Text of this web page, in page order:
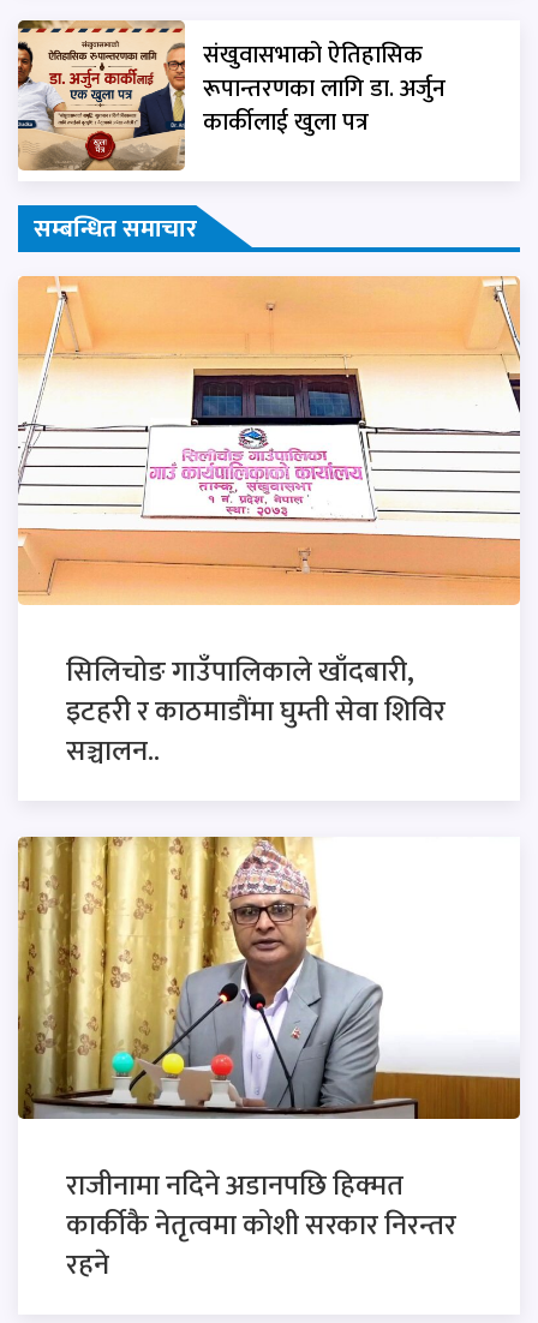
संखुवासभाको ऐतिहासिक
रूपान्तरणका लागि डा. अर्जुन
कार्कीलाई खुला पत्र
सम्बन्धित समाचार
सिलिचोङ गाउँपालिकाले खाँदबारी,
इटहरी र काठमाडौंमा घुम्ती सेवा शिविर
सञ्चालन..
राजीनामा नदिने अडानपछि हिक्मत
कार्कीकै नेतृत्वमा कोशी सरकार निरन्तर
रहने